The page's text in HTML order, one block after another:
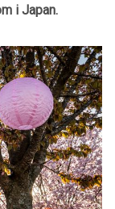
i Japan.